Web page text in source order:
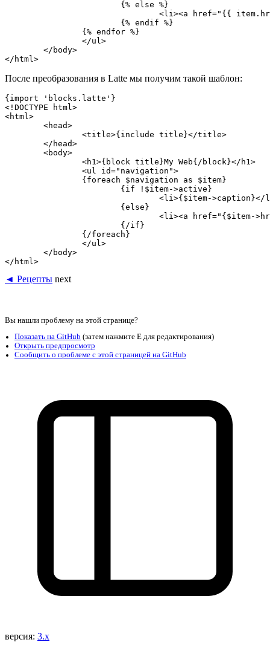
После преобразования в Latte мы получим такой шаблон:
{import 'blocks.latte'}
<!DOCTYPE html>
<html>
◄ Рецепты next
Показать на GitHub
(затем нажмите E для редактирования)
Открыть предпросмотр
версия: 3.x